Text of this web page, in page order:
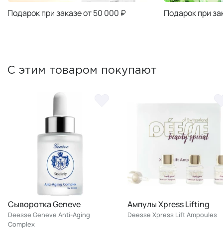
Подарок при заказе от 50 000 ₽ Подарок при
С этим товаром покупают
Сыворотка Geneve
Deesse Geneve Anti-Aging
Complex
Ампулы Xpress Lifting
Deesse Xpress Lift Ampoules